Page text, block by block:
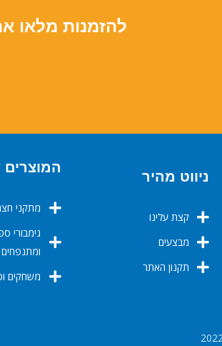
להזמנות מלאו
ניווט מהיר
קצת עלינו
מבצעים
תקנון האתר
המוצרים
מתקני
גימבורי
ומתנפחים
משחקים